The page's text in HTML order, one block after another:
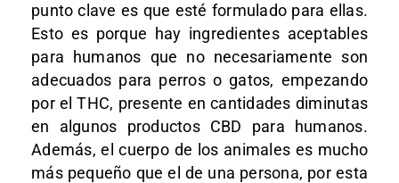
punto clave es que esté formulado para ellas.
Esto es porque hay ingredientes aceptables
para humanos que no necesariamente son
adecuados para perros o gatos, empezando
por el THC, presente en cantidades diminutas
en algunos productos CBD para humanos.
Además, el cuerpo de los animales es mucho
más pequeño que el de una persona, por esta